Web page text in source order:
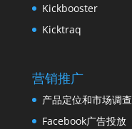
Kickbooster
Kicktraq
营销推广
产品定位和市场调查
Facebook广告投放